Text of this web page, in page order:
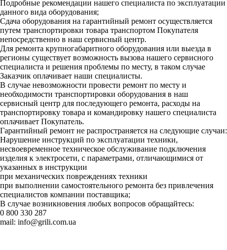
Подробные рекомендации нашего специалиста по эксплуатации
данного вида оборудования;
Сдача оборудования на гарантийный ремонт осуществляется
путем транспортировки товара транспортом Покупателя
непосредственно в наш сервисный центр.
Для ремонта крупногабаритного оборудования или выезда в
регионы существует возможность вызова нашего сервисного
специалиста и решения проблемы по месту, в таком случае
Заказчик оплачивает наши специалисты.
В случае невозможности провести ремонт по месту и
необходимости транспортировки оборудования в наш
сервисный центр для последующего ремонта, расходы на
транспортировку товара и командировку нашего специалиста
оплачивает Покупатель.
Гарантийный ремонт не распространяется на следующие случаи:
Нарушение инструкций по эксплуатации техники,
несвоевременное техническое обслуживание подключения
изделия к электросети, с параметрами, отличающимися от
указанных в инструкции
при механических повреждениях техники
при выполнении самостоятельного ремонта без привлечения
специалистов компании поставщика;
В случае возникновения любых вопросов обращайтесь:
0 800 330 287
mail: info@grili.com.ua